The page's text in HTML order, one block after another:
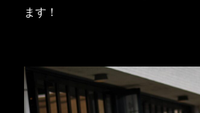
ます！